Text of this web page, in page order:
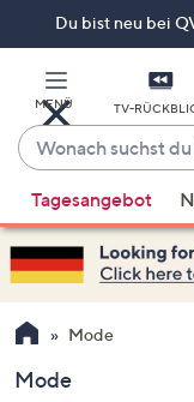
Du bist neu bei
MENÜ TV-
Wonach
suchst
du
heute?
Vorschläge
verfügbar
sind,
verwenden
Sie
Pfeiltasten
Tagesangebot
Mode
Mode